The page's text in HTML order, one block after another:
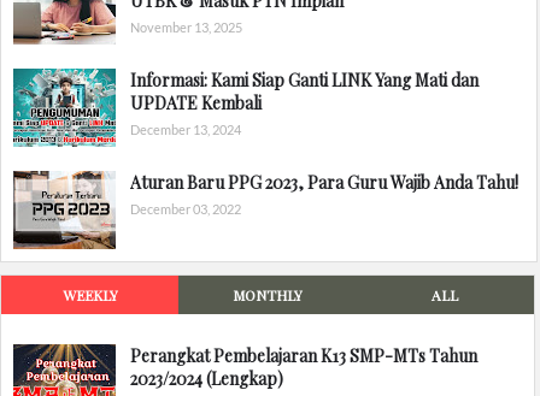
November 13, 2025
Informasi: Kami Siap Ganti LINK Yang Mati dan
UPDATE Kembali
December 13, 2024
Aturan Baru PPG 2023, Para Guru Wajib Anda Tahu!
December 03, 2022
WEEKLY MONTHLY ALL
Perangkat Pembelajaran K13 SMP-MTs Tahun
2023/2024 (Lengkap)